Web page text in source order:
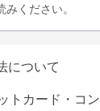
ください。
について
トカード・コン